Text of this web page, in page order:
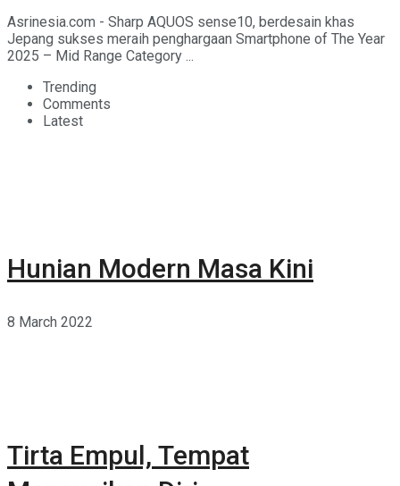
Asrinesia.com - Sharp AQUOS sense10, berdesain khas
Jepang sukses meraih penghargaan Smartphone of The Year
2025 – Mid Range Category ...
Trending
Comments
Latest
Hunian Modern Masa Kini
8 March 2022
Tirta Empul, Tempat